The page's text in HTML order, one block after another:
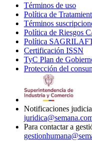
Términos de uso
in
new
Política de
Términos
Política de Riesgos
Política
Certificación ISSN
in
TyC Plan de
Protección del
Notificaciones
Para contactar a